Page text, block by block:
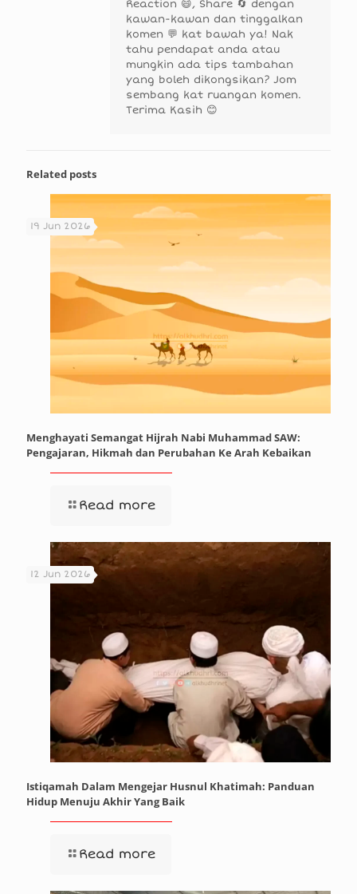
Reaction 😄, Share 🔄 dengan
kawan-kawan dan tinggalkan
komen 💬 kat bawah ya! Nak
tahu pendapat anda atau
mungkin ada tips tambahan
yang boleh dikongsikan? Jom
sembang kat ruangan komen.
Terima Kasih 😊
Related posts
19 Jun 2026
Menghayati Semangat Hijrah Nabi Muhammad SAW:
Pengajaran, Hikmah dan Perubahan Ke Arah Kebaikan
Read more
12 Jun 2026
Istiqamah Dalam Mengejar Husnul Khatimah: Panduan
Hidup Menuju Akhir Yang Baik
Read more